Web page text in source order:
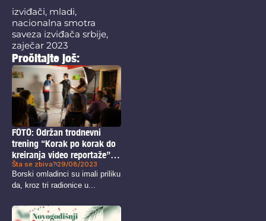
izviđači, mladi,
nacionalna smotra
saveza izviđača srbije,
zaječar 2023
Pročitajte još:
FOTO: Održan trodnevni
trening “Korak po korak do
kreiranja video reportaže”
za mlade u Boru
Šta se zbiva? 29/08/2023
Borski omladinci su imali priliku
da, kroz tri radionice u...